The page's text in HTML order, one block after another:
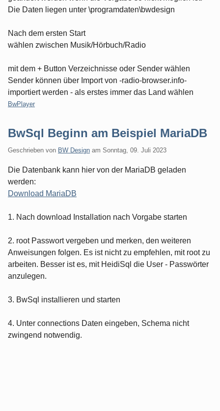
Die Daten liegen unter \programdaten\bwdesign
Nach dem ersten Start
wählen zwischen Musik/Hörbuch/Radio
mit dem + Button Verzeichnisse oder Sender wählen
Sender können über Import von -radio-browser.info-
importiert werden - als erstes immer das Land wählen
Kategorien:
BwPlayer
BwSql Beginn am Beispiel MariaDB
Geschrieben von BW Design am Sonntag, 09. Juli 2023
Die Datenbank kann hier von der MariaDB geladen
werden:
Download MariaDB
1. Nach download Installation nach Vorgabe starten
2. root Passwort vergeben und merken, den weiteren
Anweisungen folgen. Es ist nicht zu empfehlen, mit root zu
arbeiten. Besser ist es, mit HeidiSql die User - Passwörter
anzulegen.
3. BwSql installieren und starten
4. Unter connections Daten eingeben, Schema nicht
zwingend notwendig.